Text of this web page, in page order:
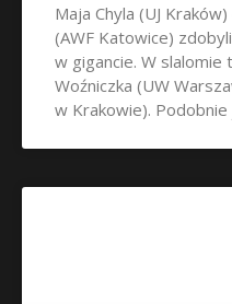
Maja Chyla (UJ
(AWF Katowice)
w gigancie. W slalomie
Woźniczka (UW
w Krakowie).